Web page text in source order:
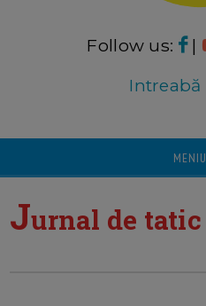
Follow us: |
Intreabă
MENIU
Jurnal de tatic